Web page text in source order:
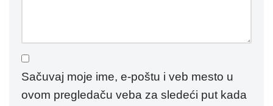
Sačuvaj moje ime, e-poštu i veb mesto u
ovom pregledaču veba za sledeći put kada